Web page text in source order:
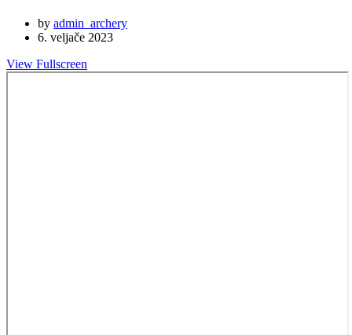
by admin_archery
6. veljače 2023
View Fullscreen
Skip